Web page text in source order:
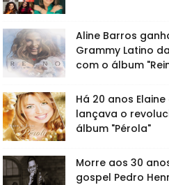
Aline Barros
Grammy Latino
com o álbum
Há 20 anos
lançava o
álbum "Pérola"
Morre aos 30
gospel Pedro